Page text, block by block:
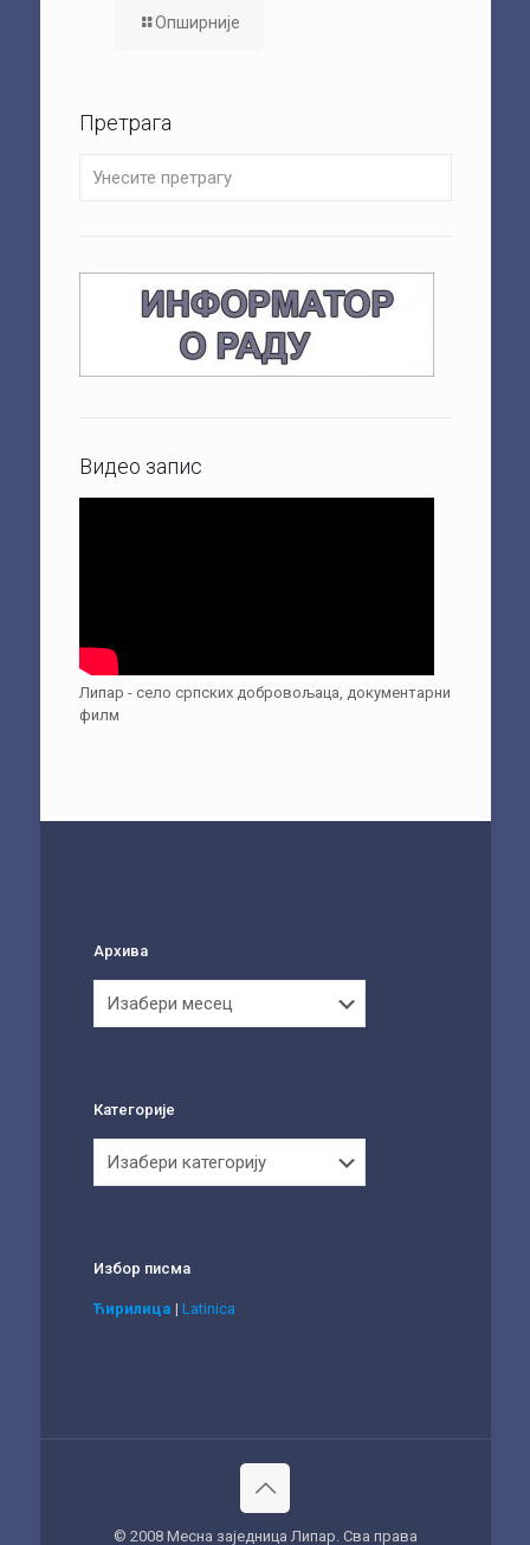
Опширније
Претрага
Видео запис
Липар - село српских добровољаца, документарни
филм
Архива
Категорије
Избор писма
Ћирилица | Latinica
© 2008 Месна заједница Липар. Сва права